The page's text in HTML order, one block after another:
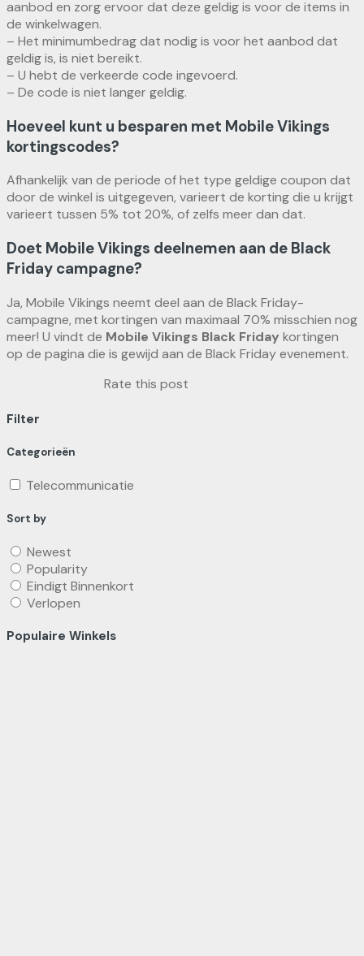
aanbod en zorg ervoor dat deze geldig is voor de items in
de winkelwagen.
– Het minimumbedrag dat nodig is voor het aanbod dat
geldig is, is niet bereikt.
– U hebt de verkeerde code ingevoerd.
– De code is niet langer geldig.
Hoeveel kunt u besparen met Mobile Vikings
kortingscodes?
Afhankelijk van de periode of het type geldige coupon dat
door de winkel is uitgegeven, varieert de korting die u krijgt
varieert tussen 5% tot 20%, of zelfs meer dan dat.
Doet Mobile Vikings deelnemen aan de Black
Friday campagne?
Ja, Mobile Vikings neemt deel aan de Black Friday-
campagne, met kortingen van maximaal 70% misschien nog
meer! U vindt de Mobile Vikings Black Friday kortingen
op de pagina die is gewijd aan de Black Friday evenement.
Rate this post
Filter
Categorieën
Telecommunicatie
Sort by
Newest
Popularity
Eindigt Binnenkort
Verlopen
Populaire Winkels